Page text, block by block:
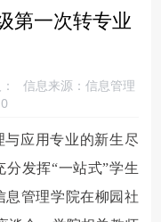
第一次转专业
信息来源：信息管理
与应用专业的新生尽
发挥“一站式”学生
息管理学院在柳园社